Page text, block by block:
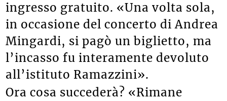
ingresso gratuito. «Una volta sola,
in occasione del concerto di Andrea
Mingardi, si pagò un biglietto, ma
l’incasso fu interamente devoluto
all’istituto Ramazzini».
Ora cosa succederà? «Rimane